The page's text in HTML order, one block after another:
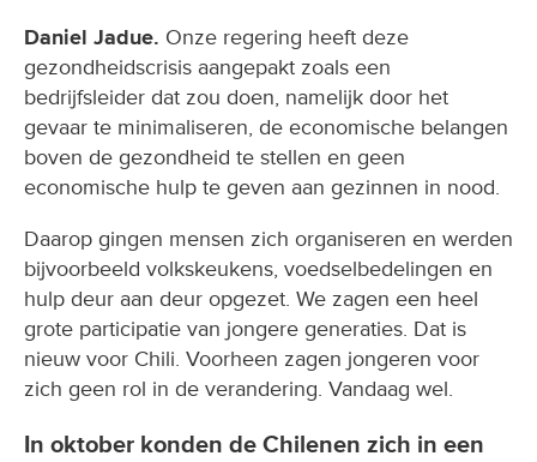
Daniel Jadue. Onze regering heeft deze
gezondheidscrisis aangepakt zoals een
bedrijfsleider dat zou doen, namelijk door het
gevaar te minimaliseren, de economische belangen
boven de gezondheid te stellen en geen
economische hulp te geven aan gezinnen in nood.
Daarop gingen mensen zich organiseren en werden
bijvoorbeeld volkskeukens, voedselbedelingen en
hulp deur aan deur opgezet. We zagen een heel
grote participatie van jongere generaties. Dat is
nieuw voor Chili. Voorheen zagen jongeren voor
zich geen rol in de verandering. Vandaag wel.
In oktober konden de Chilenen zich in een